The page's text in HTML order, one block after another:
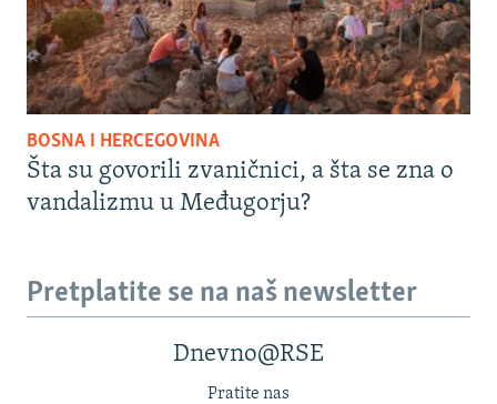
BOSNA I HERCEGOVINA
Šta su govorili zvaničnici, a šta se zna o
vandalizmu u Međugorju?
Pretplatite se na naš newsletter
Dnevno@RSE
Pratite nas